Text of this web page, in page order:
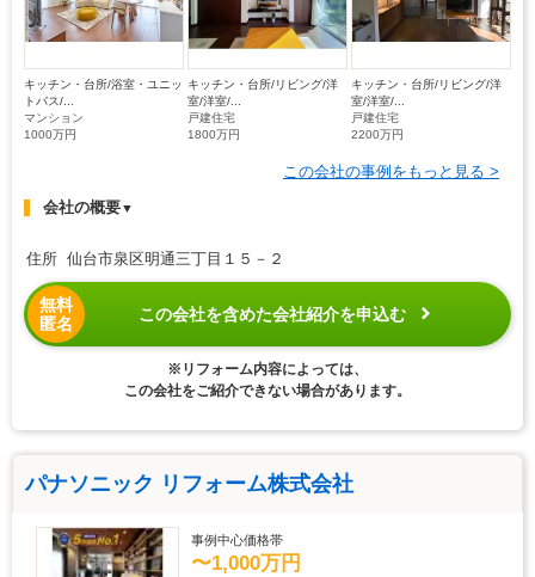
キッチン・台所/浴室・ユニッ
トバス/...
マンション
1000万円
キッチン・台所/リビング/洋
室/洋室/...
戸建住宅
1800万円
キッチン・台所/リビング/洋
室/洋室/...
戸建住宅
2200万円
この会社の事例をもっと見る >
会社の概要▼
住所 仙台市泉区明通三丁目１５－２
無料
匿名
この会社を含めた会社紹介を申込む
※リフォーム内容によっては、
この会社をご紹介できない場合があります。
パナソニック リフォーム株式会社
事例中心価格帯
〜1,000万円